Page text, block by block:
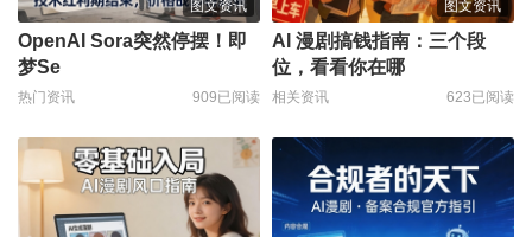
图文资讯
OpenAI Sora突然停摆！即
梦Se
热门资讯 909已阅读
图文资讯
AI 漫剧搞钱指南：三个段
位，看看你在哪
相关资讯 623已阅读